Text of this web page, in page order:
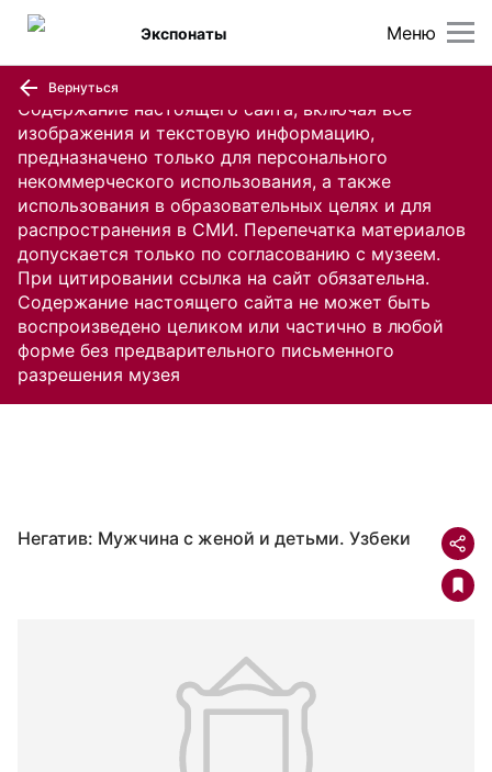
Содержание настоящего сайта, включая все
изображения и текстовую информацию,
предназначено только для персонального
некоммерческого использования, а также
использования в образовательных целях и для
распространения в СМИ. Перепечатка материалов
допускается только по согласованию с музеем.
При цитировании ссылка на сайт обязательна.
Содержание настоящего сайта не может быть
воспроизведено целиком или частично в любой
форме без предварительного письменного
разрешения музея
Меню
Экспонаты
Вернуться
Негатив: Мужчина с женой и детьми. Узбеки